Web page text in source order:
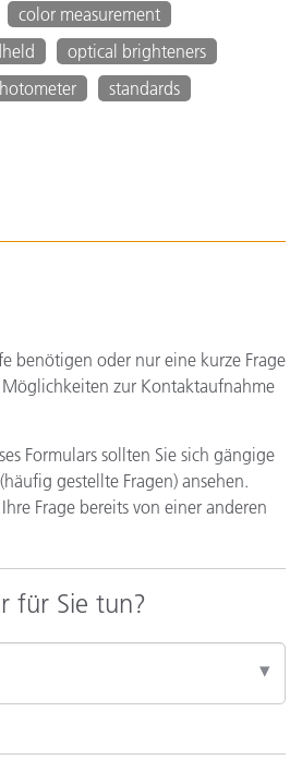
color measurement
optical brighteners
standards
benötigen oder nur eine kurze Frage
zur Kontaktaufnahme
Formulars sollten Sie sich gängige
(häufig gestellte Fragen) ansehen.
Frage bereits von einer anderen
für Sie tun?